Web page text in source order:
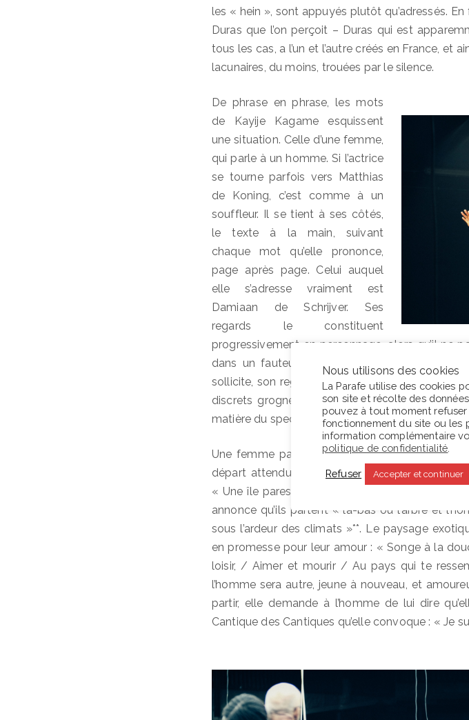
les « hein », sont appuyés plutôt qu’adressés.
Duras que l’on perçoit – Duras qui est
tous les cas, a l’un et l’autre créés en France, et
lacunaires, du moins, trouées par le silence.
De phrase en phrase, les mots
de Kayije Kagame esquissent
une situation. Celle d’une femme,
qui parle à un homme. Si l’actrice
se tourne parfois vers Matthias
de Koning, c’est comme à un
souffleur. Il se tient à ses côtés,
le texte à la main, suivant
chaque mot qu’elle prononce,
page après page. Celui auquel
elle s’adresse vraiment est
Damiaan de Schrijver. Ses
regards le constituent
progressivement en personnage, alors qu’il ne
dans un fauteuil, bien loin de l’espace
sollicite, son regard fuit de plus en plus
discrets grognements, à peine perceptibles –
matière du spectacle.
Une femme parle donc, s’adresse à son mari,
départ attendu, dans un endroit petit à petit
« Une île paresseuse où la nature donne / Des
annonce qu’ils partent « là-bas où l’arbre et
sous l’ardeur des climats »**. Le paysage
en promesse pour leur amour : « Songe à la
loisir, / Aimer et mourir / Au pays qui te
l’homme sera autre, jeune à nouveau, et
partir, elle demande à l’homme de lui dire
Cantique des Cantiques qu’elle convoque : « Je
Nous utilisons des cookies
La Parafe utilise des cookies
son site et récolte des
pouvez à tout moment
fonctionnement du site ou les
information complémentaire
politique de confidentialité
Refuser Accepter et continuer